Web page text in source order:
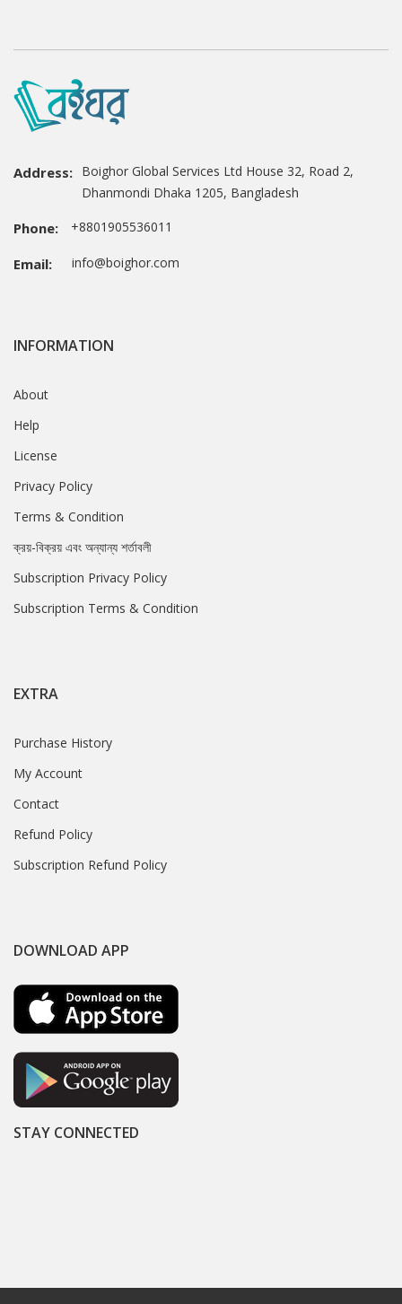
Address: Boighor Global Services Ltd House 32, Road 2,
Dhanmondi Dhaka 1205, Bangladesh
Phone: +8801905536011
Email: info@boighor.com
INFORMATION
About
Help
License
Privacy Policy
Terms & Condition
ক্রয়-বিক্রয় এবং অন্যান্য শর্তাবলী
Subscription Privacy Policy
Subscription Terms & Condition
EXTRA
Purchase History
My Account
Contact
Refund Policy
Subscription Refund Policy
DOWNLOAD APP
STAY CONNECTED